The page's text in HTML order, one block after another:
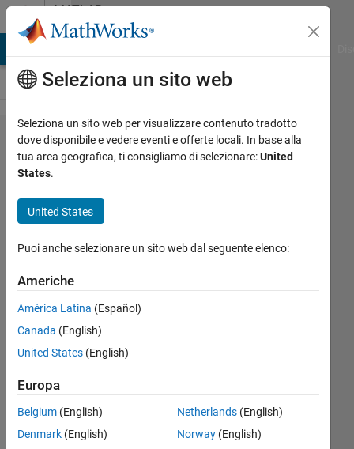
Vai al contenutoMATLAB
Answers
PowerGUI
interpretation
source in
simulation
Mat
7 Feb
2014
Risposte
Aggiornato
2021
Seleziona un sito web
Seleziona un sito web per visualizzare contenuto tradotto
dove disponibile e vedere eventi e offerte locali. In base alla
tua area geografica, ti consigliamo di selezionare:United
States.
United States
Puoi anche selezionare un sito web dal seguente elenco:
Americhe
América Latina (Español)
Canada (English)
United States (English)
Europa
Belgium (English)
Denmark (English)
Netherlands(English)
Norway(English)